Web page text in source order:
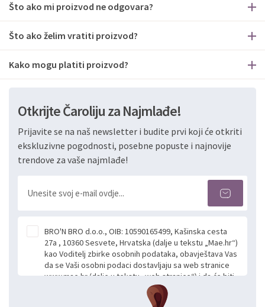
Što ako mi proizvod ne odgovara?
Što ako želim vratiti proizvod?
Kako mogu platiti proizvod?
Otkrijte Čaroliju za Najmlađe!
Prijavite se na naš newsletter i budite prvi koji će otkriti
ekskluzivne pogodnosti, posebne popuste i najnovije
trendove za vaše najmlađe!
BRO'N BRO d.o.o., OIB: 10590165499, Kašinska cesta
27a , 10360 Sesvete, Hrvatska (dalje u tekstu „Mae.hr“)
kao Voditelj zbirke osobnih podataka, obavještava Vas
da se Vaši osobni podaci dostavljaju sa web stranice
www.mae.hr (dalje u tekstu „web stranice“) i da će biti
obrađeni. Prihvaćanjem ove Izjave smatra se da
slobodno i izričito dajete privolu za prikupljanje i daljnju